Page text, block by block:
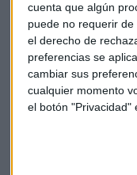
cuenta que algún
puede no requerir
el derecho de
preferencias se
cambiar sus
cualquier momento
el botón "Privacidad"
La tecnológica lleva
negocio y quiere
el almacenamiento
Acciones EEUU